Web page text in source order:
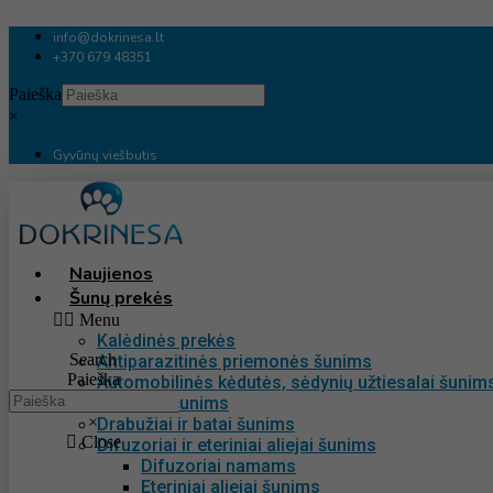
turinio
info@dokrinesa.lt
+370 679 48351
Paieška
×
Gyvūnų viešbutis
Naujienos
Šunų prekės
Menu
Kalėdinės prekės
Antiparazitinės priemonės šunims
Automobilinės kėdutės, sėdynių užtiesalai
Baseinai šunims
Drabužiai ir batai šunims
Difuzoriai ir eteriniai aliejai šunims
Difuzoriai namams
Eteriniai aliejai šunims
Search
Paieška
×
Close